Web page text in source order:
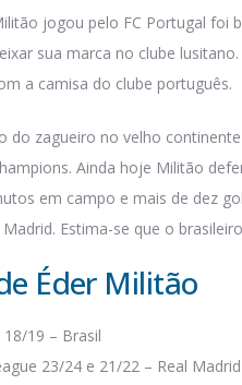
jogou pelo FC Portugal
sua marca no clube
a camisa do clube português.
do zagueiro no velho
Ainda hoje Militão
em campo e mais de dez
Estima-se que o
Éder Militão
19 – Brasil
23/24 e 21/22 – Real Madrid